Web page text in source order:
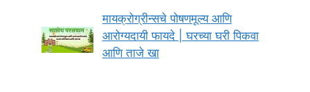
मायक्रोग्रीन्सचे पोषणमूल्य आणि
आरोग्यदायी फायदे | घरच्या घरी पिकवा
आणि ताजे खा